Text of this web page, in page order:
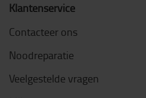
Klantenservice
Contacteer ons
Noodreparatie
Veelgestelde vragen